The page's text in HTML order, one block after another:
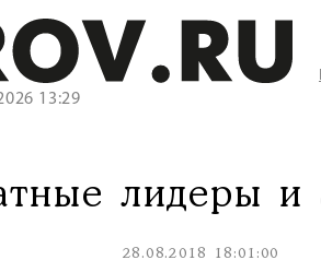
13:29
лидеры и
28.08.2018 18:01:00